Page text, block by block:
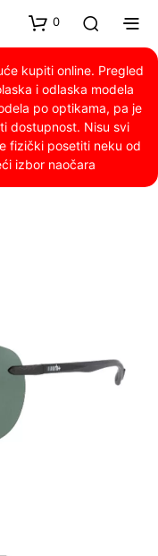
0
kupiti online. Pregled
i odlaska modela
po optikama, pa je
dostupnost. Nisu svi
fizički posetiti neku od
izbor naočara